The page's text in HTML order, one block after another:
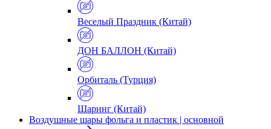
Веселый Праздник (Китай)
ДОН БАЛЛОН (Китай)
Орбиталь (Турция)
Шаринг (Китай)
Воздушные шары фольга и пластик | основной